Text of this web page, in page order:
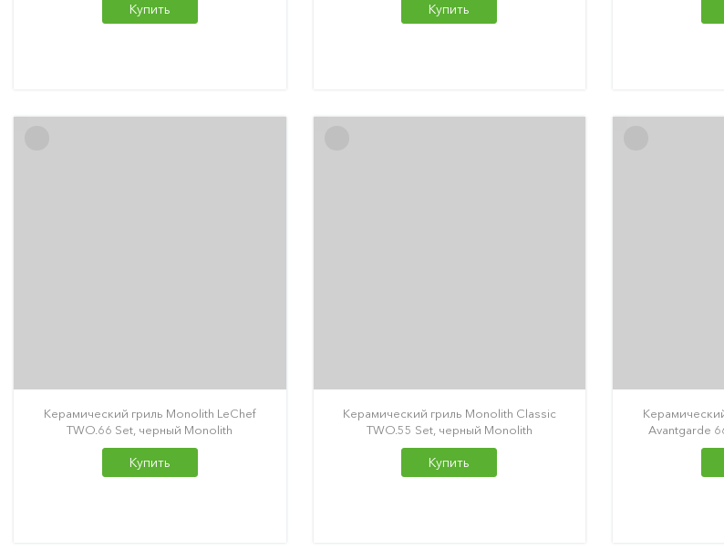
Купить Купить
Керамический гриль Monolith LeChef
TWO.66 Set, черный Monolith
Купить
Керамический гриль Monolith Classic
TWO.55 Set, черный Monolith
Купить
Avantgarde